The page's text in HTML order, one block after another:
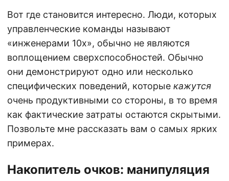
Вот где становится интересно. Люди, которых
управленческие команды называют
«инженерами 10х», обычно не являются
воплощением сверхспособностей. Обычно
они демонстрируют одно или несколько
специфических поведений, которые кажутся
очень продуктивными со стороны, в то время
как фактические затраты остаются скрытыми.
Позвольте мне рассказать вам о самых ярких
примерах.
Накопитель очков: манипуляция